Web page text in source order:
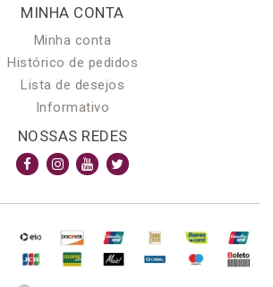
MINHA CONTA
Minha conta
Histórico de pedidos
Lista de desejos
Informativo
NOSSAS REDES